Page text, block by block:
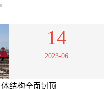
14
2023-06
结构全面封顶